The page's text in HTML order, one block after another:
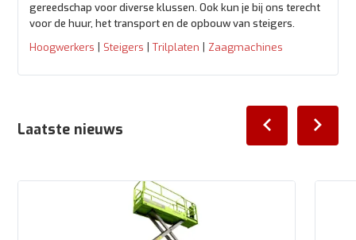
gereedschap voor diverse klussen. Ook kun je bij ons terecht
voor de huur, het transport en de opbouw van steigers.
Hoogwerkers
Steigers |Trilplaten Zaagmachines
Laatste nieuws